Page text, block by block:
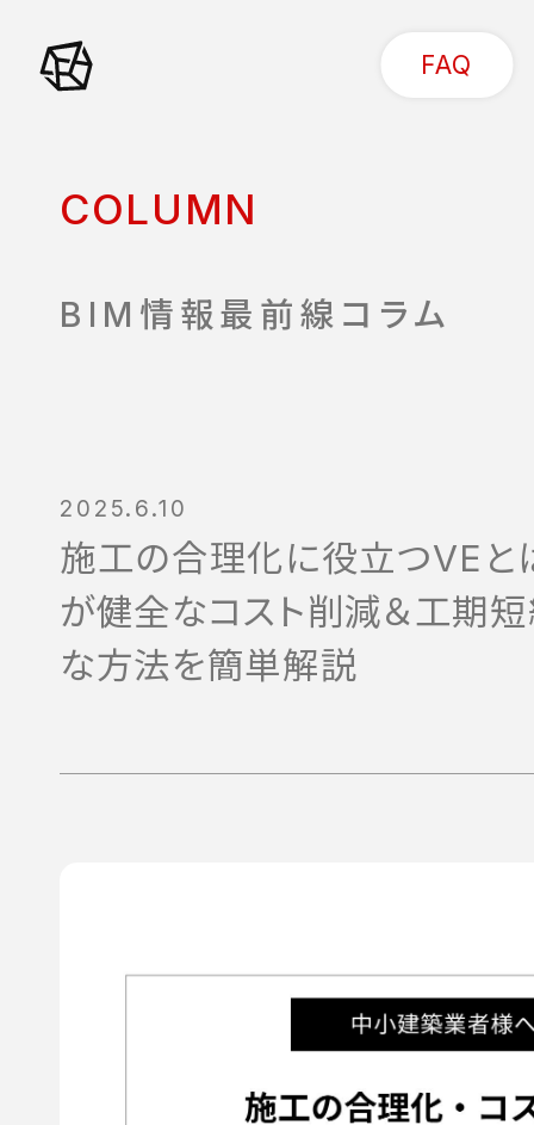
FAQ
COLUMN
BIM情報最前線コラム
2025.6.10
施工の合理化に役立つVE
が健全なコスト削減＆工期
な方法を簡単解説